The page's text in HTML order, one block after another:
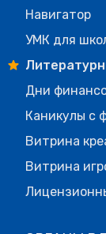
Навигатор
УМК для
Дни
Каникулы с
Витрина
Витрина